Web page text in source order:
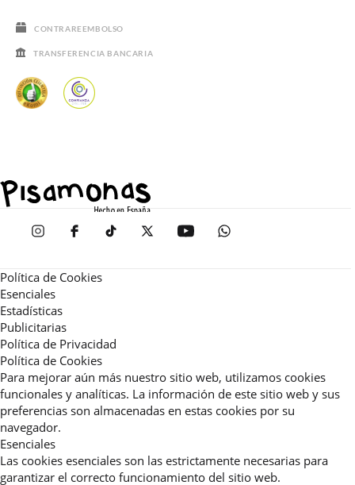
CONTRAREEMBOLSO
TRANSFERENCIA BANCARIA
Política de Cookies
Esenciales
Estadísticas
Publicitarias
Política de Privacidad
Política de Cookies
Para mejorar aún más nuestro sitio web, utilizamos cookies
funcionales y analíticas. La información de este sitio web y sus
preferencias son almacenadas en estas cookies por su
navegador.
Esenciales
Las cookies esenciales son las estrictamente necesarias para
garantizar el correcto funcionamiento del sitio web.